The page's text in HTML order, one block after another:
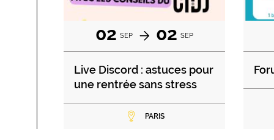
02 SEP 02 SEP
Live Discord : astuces pour
une rentrée sans stress
PARIS